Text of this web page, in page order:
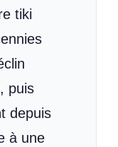
tiki
puis
depuis
à une